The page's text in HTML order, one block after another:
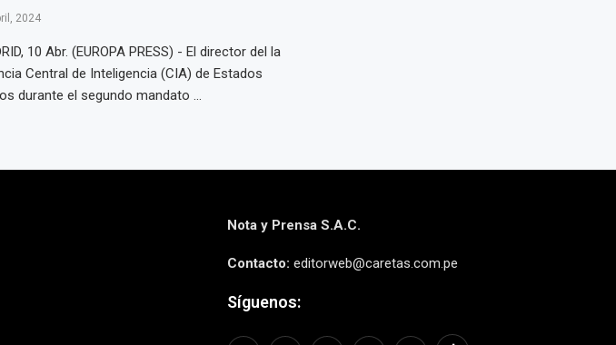
2024
10 Abr. (EUROPA PRESS) - El director del la
Central de Inteligencia (CIA) de Estados
durante el segundo mandato ...
Nota y Prensa S.A.C.
Contacto: editorweb@caretas.com.pe
Síguenos: